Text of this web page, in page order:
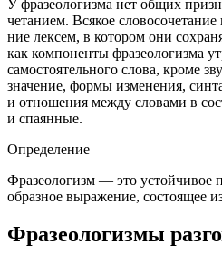
У фра­зео­ло­гиз­ма нет общих
че­та­ни­ем. Всякое
ние лек­сем, в кото­ром они
как ком­по­нен­ты фра­зео­ло­гиз­ма
само­сто­я­тель­но­го сло­ва, кро­ме
зна­че­ние, фор­мы изме­не­ния,
и отно­ше­ния меж­ду сло­ва­ми в
и спаянные.
Определение
Фразеологизм — это устой­чи­вое
образ­ное выра­же­ние, состо­я­щее
Фразеологизмы